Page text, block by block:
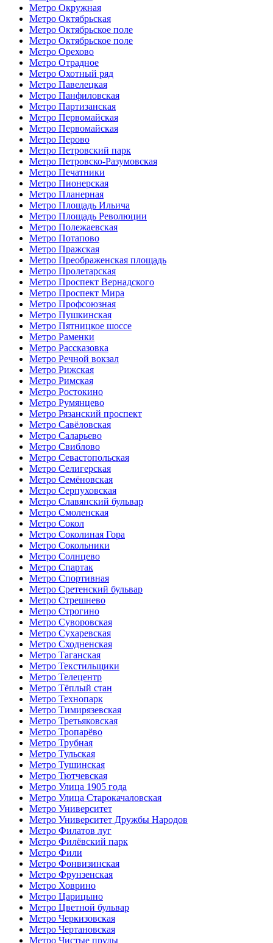
Метро Окружная
Метро Октябрьская
Метро Октябрьское поле
Метро Октябрьское поле
Метро Орехово
Метро Отрадное
Метро Охотный ряд
Метро Павелецкая
Метро Панфиловская
Метро Партизанская
Метро Первомайская
Метро Первомайская
Метро Перово
Метро Петровский парк
Метро Петровско-Разумовская
Метро Печатники
Метро Пионерская
Метро Планерная
Метро Площадь Ильича
Метро Площадь Революции
Метро Полежаевская
Метро Потапово
Метро Пражская
Метро Преображенская площадь
Метро Пролетарская
Метро Проспект Вернадского
Метро Проспект Мира
Метро Профсоюзная
Метро Пушкинская
Метро Пятницкое шоссе
Метро Раменки
Метро Рассказовка
Метро Речной вокзал
Метро Рижская
Метро Римская
Метро Ростокино
Метро Румянцево
Метро Рязанский проспект
Метро Савёловская
Метро Саларьево
Метро Свиблово
Метро Севастопольская
Метро Селигерская
Метро Семёновская
Метро Серпуховская
Метро Славянский бульвар
Метро Смоленская
Метро Сокол
Метро Соколиная Гора
Метро Сокольники
Метро Солнцево
Метро Спартак
Метро Спортивная
Метро Сретенский бульвар
Метро Стрешнево
Метро Строгино
Метро Суворовская
Метро Сухаревская
Метро Сходненская
Метро Таганская
Метро Текстильщики
Метро Телецентр
Метро Тёплый стан
Метро Технопарк
Метро Тимирязевская
Метро Третьяковская
Метро Тропарёво
Метро Трубная
Метро Тульская
Метро Тушинская
Метро Тютчевская
Метро Улица 1905 года
Метро Улица Старокачаловская
Метро Университет
Метро Университет Дружбы Народов
Метро Филатов луг
Метро Филёвский парк
Метро Фили
Метро Фонвизинская
Метро Фрунзенская
Метро Ховрино
Метро Царицыно
Метро Цветной бульвар
Метро Черкизовская
Метро Чертановская
Метро Чистые пруды